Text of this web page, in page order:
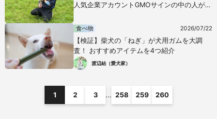
人気企業アカウントGMOサインの中の人が語
食べ物 2026/07/22
【検証】柴犬の「ねぎ」が犬用ガムを大調
査！ おすすめアイテムを4つ紹介
渡辺結（愛犬家）
1 2 3 ... 258 259 260